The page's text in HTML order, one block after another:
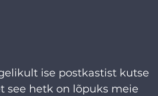
ise postkastist kutse
see hetk on lõpuks meie